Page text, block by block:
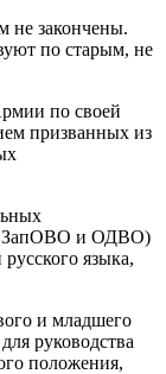
не закончены.
по старым, не
по своей
призванных из
ЗапОВО и ОДВО)
языка,
и младшего
руководства
положения,